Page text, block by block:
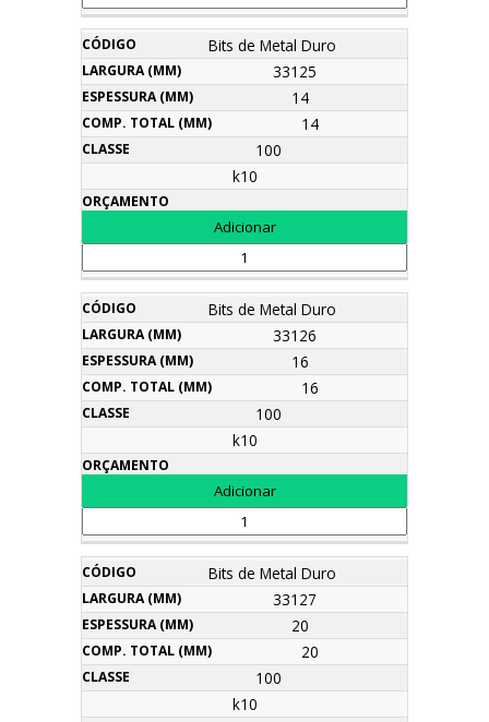
Bits de Metal Duro
33125
14
14
100
k10
Bits de Metal Duro
33126
16
16
100
k10
Bits de Metal Duro
33127
20
20
100
k10